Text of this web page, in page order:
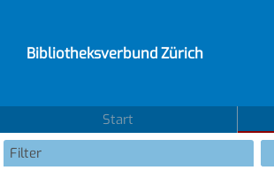
Bibliotheksverbund Zürich
Start
Filter